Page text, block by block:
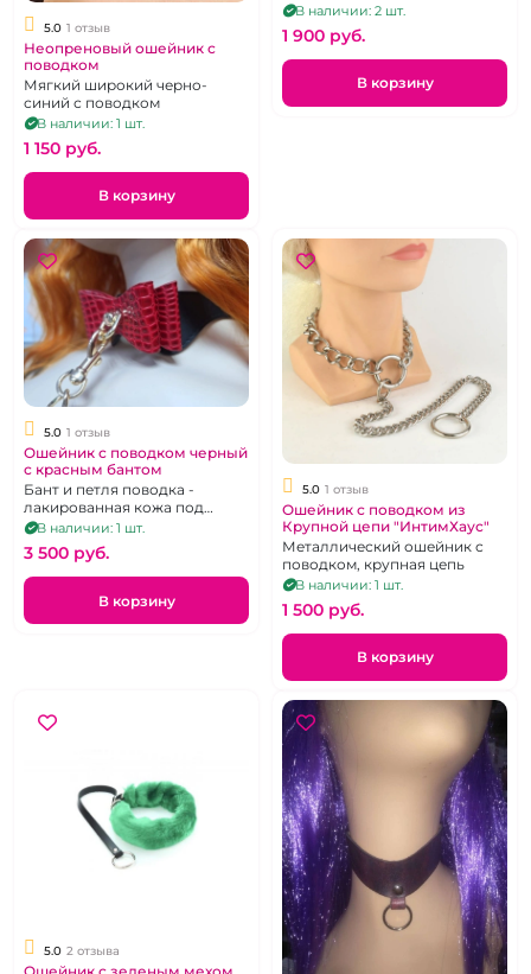
5.0 1 отзыв
Неопреновый ошейник с
поводком
Мягкий широкий черно-
синий с поводком
В наличии: 1 шт.
1 150 pуб.
В корзину
В наличии: 2 шт.
1 900 pуб.
В корзину
5.0 1 отзыв
Ошейник с поводком черный
с красным бантом
Бант и петля поводка -
лакированная кожа под
крокодила, съемный поводок
В наличии: 1 шт.
3 500 pуб.
В корзину
5.0 1 отзыв
Ошейник с поводком из
Крупной цепи "ИнтимХаус"
Металлический ошейник с
поводком, крупная цепь
В наличии: 1 шт.
1 500 pуб.
В корзину
5.0 2 отзыва
Ошейник с зеленым мехом